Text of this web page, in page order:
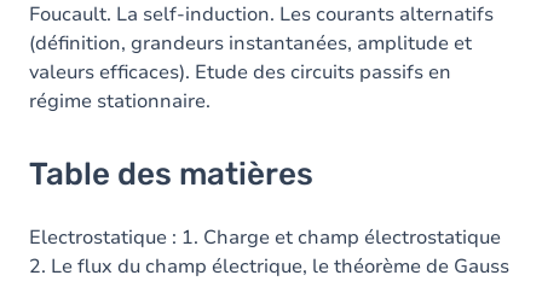
Foucault. La self-induction. Les courants alternatifs
(définition, grandeurs instantanées, amplitude et
valeurs efficaces). Etude des circuits passifs en
régime stationnaire.
Table des matières
Electrostatique : 1. Charge et champ électrostatique
2. Le flux du champ électrique, le théorème de Gauss